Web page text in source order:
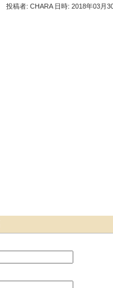
投稿者: CHARA 日時: 2018年03月